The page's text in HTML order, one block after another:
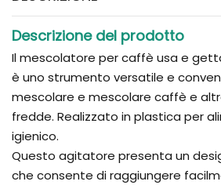
Descrizione del prodotto
Il mescolatore per caffè usa e
è uno strumento versatile e
mescolare e mescolare caffè e
fredde. Realizzato in plastica per
igienico.
Questo agitatore presenta un
che consente di raggiungere